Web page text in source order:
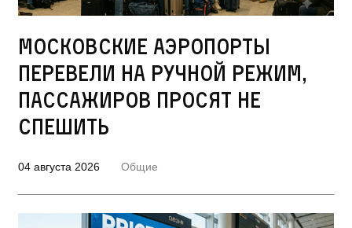
Московские аэропорты
перевели на ручной режим,
пассажиров просят не
спешить
04 августа 2026 Общие